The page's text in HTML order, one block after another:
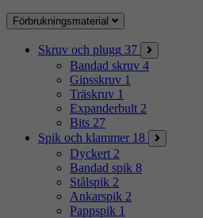
Förbrukningsmaterial
Skruv och plugg 37
Bandad skruv 4
Gipsskruv 1
Träskruv 1
Expanderbult 2
Bits 27
Spik och klammer 18
Dyckert 2
Bandad spik 8
Stålspik 2
Ankarspik 2
Pappspik 1